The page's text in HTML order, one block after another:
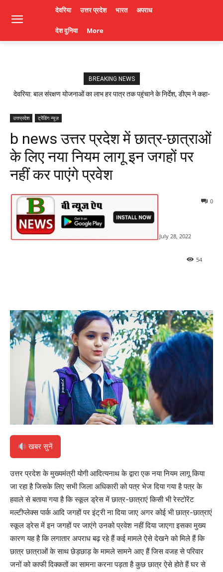
देवरिया उत्तर प्रदेश भारत अपराध
देश दुनिया More
BREAKING NEWS
देवरिया: बाल संरक्षण योजनाओं का लाभ हर पात्र तक पहुंचाने के निर्देश, डीएम ने कहा-
उत्तप्रदेश ट्रेंडिंग न्यूज़
b news उत्तर प्रदेश में छात्र-छात्राओं
के लिए नया नियम लागू इन जगहों पर
नहीं कर पाएंगे प्रवेश
July 28, 2022
0
54
खबर सुनें
उत्तर प्रदेश के मुख्यमंत्री योगी आदित्यनाथ के द्वारा एक नया नियम लागू किया
जा रहा है जिसके लिए सभी जिला अधिकारी को पत्र भेज दिया गया है पत्र के
हवाले से बताया गया है कि स्कूल ड्रेस में छात्र-छात्राएं किसी भी रेस्टोरेंट
मल्टीप्लेक्स पार्क आदि जगहों पर इंट्री ना दिया जाए अगर कोई भी छात्र-छात्राएं
स्कूल ड्रेस में इन जगहों पर जाएंगे उनको प्रवेश नहीं दिया जाएगा इसका मुख्य
कारण यह है कि लगातार अपराध बढ़ रहे हैं कई मामले ऐसे देखने को मिले हैं कि
छात्र छात्राओं के साथ छेड़छाड़ के मामले सामने आए हैं जिस वजह से परिवार
जनों को काफी दिक्कतों का सामना करना पड़ता है कुछ छात्र ऐसे होते हैं घर से